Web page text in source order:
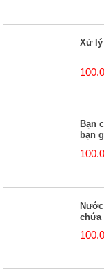
Xử
Bạn
bạn
chứa